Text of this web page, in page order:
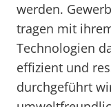
werden.
tragen mit
Technologien
effizient und
durchgeführt